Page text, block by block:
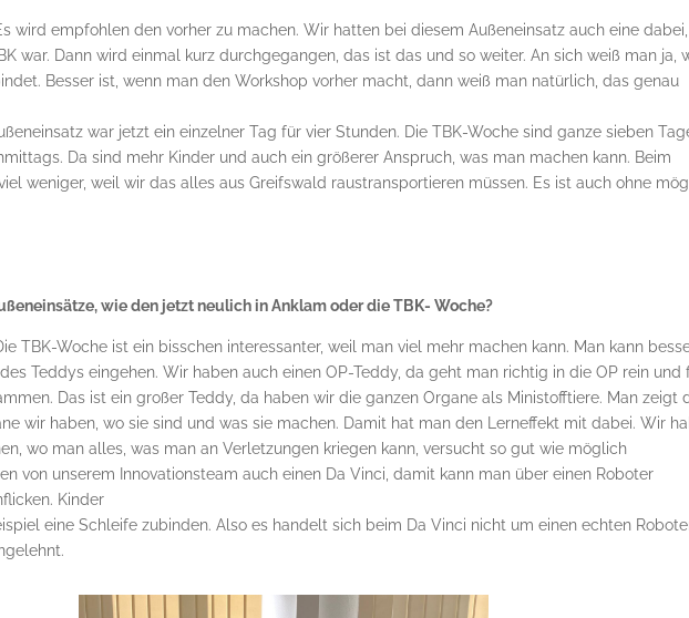
wird empfohlen den vorher zu machen. Wir hatten bei diesem Außeneinsatz auch eine
war. Dann wird einmal kurz durchgegangen, das ist das und so weiter. An sich weiß man ja,
Besser ist, wenn man den Workshop vorher macht, dann weiß man natürlich, das genau
war jetzt ein einzelner Tag für vier Stunden. Die TBK-Woche sind ganze sieben
Da sind mehr Kinder und auch ein größerer Anspruch, was man machen kann. Beim
weniger, weil wir das alles aus Greifswald raustransportieren müssen. Es ist auch ohne
wie den jetzt neulich in Anklam oder die TBK- Woche?
TBK-Woche ist ein bisschen interessanter, weil man viel mehr machen kann. Man kann
Teddys eingehen. Wir haben auch einen OP-Teddy, da geht man richtig in die OP rein und
Das ist ein großer Teddy, da haben wir die ganzen Organe als Ministofftiere. Man zeigt
wir haben, wo sie sind und was sie machen. Damit hat man den Lerneffekt mit dabei. Wir
wo man alles, was man an Verletzungen kriegen kann, versucht so gut wie möglich
von unserem Innovationsteam auch einen Da Vinci, damit kann man über einen Roboter
Kinder
eine Schleife zubinden. Also es handelt sich beim Da Vinci nicht um einen echten